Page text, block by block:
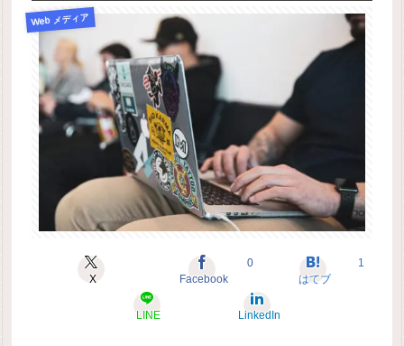
Web メディア
X Facebook
0
はてブ
1
LINE LinkedIn